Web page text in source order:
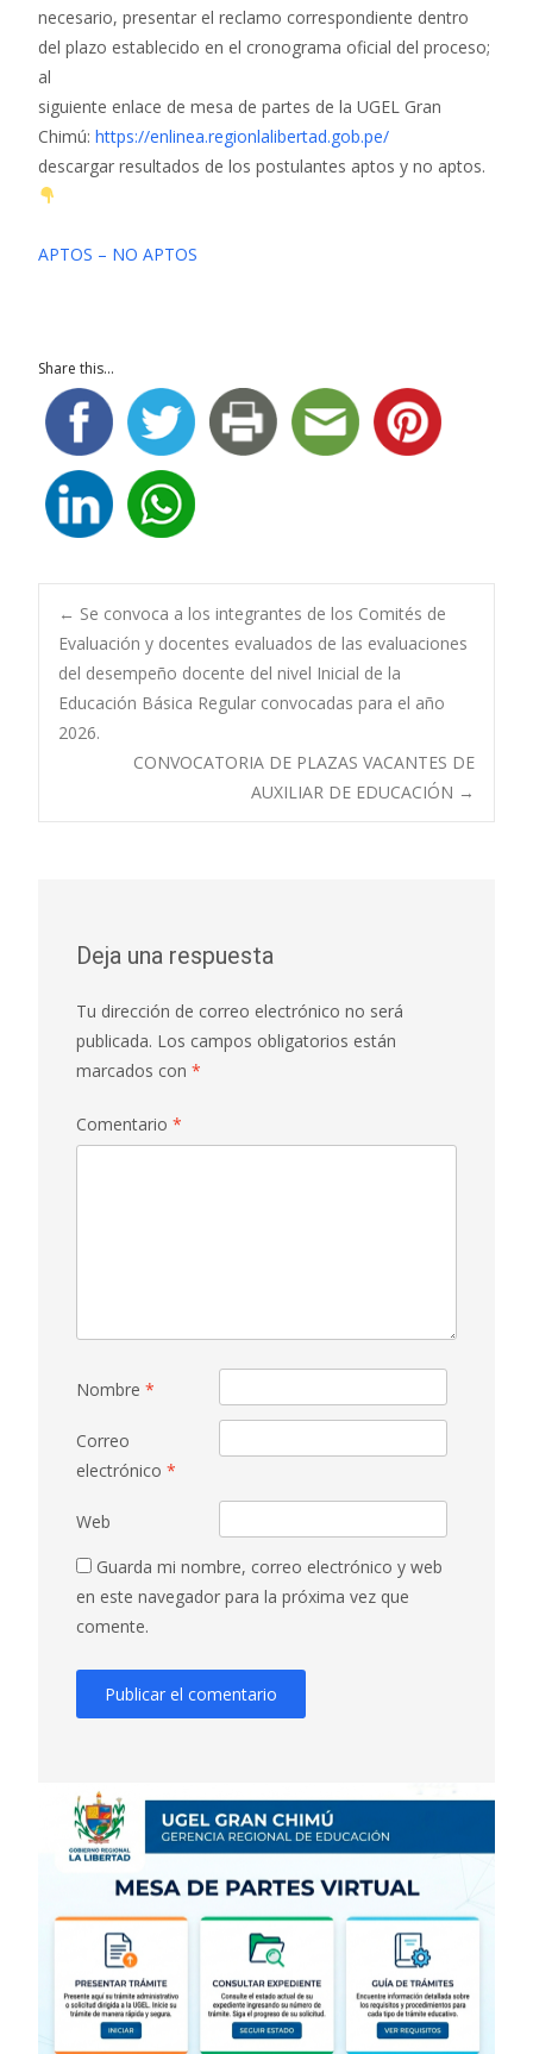
necesario, presentar el reclamo correspondiente dentro
del plazo establecido en el cronograma oficial del proceso;
al
siguiente enlace de mesa de partes de la UGEL Gran
Chimú: https://enlinea.regionlalibertad.gob.pe/
descargar resultados de los postulantes aptos y no aptos.
APTOS – NO APTOS
Share this...
Navegación
de
entradas
← Se convoca a los integrantes de los Comités de
Evaluación y docentes evaluados de las evaluaciones
del desempeño docente del nivel Inicial de la
Educación Básica Regular convocadas para el año
2026.
CONVOCATORIA DE PLAZAS VACANTES DE
AUXILIAR DE EDUCACIÓN →
Deja una respuesta
Tu dirección de correo electrónico no será
publicada. Los campos obligatorios están
marcados con *
Comentario *
Nombre *
Correo
electrónico *
Web
Guarda mi nombre, correo electrónico y web
en este navegador para la próxima vez que
comente.